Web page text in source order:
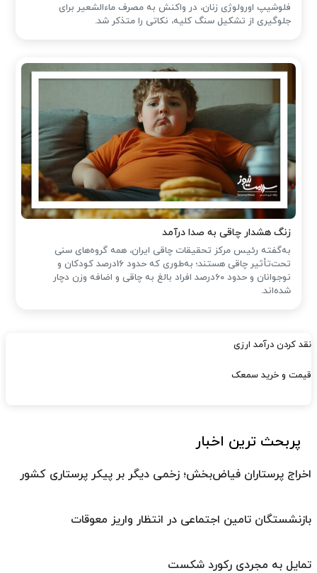
فلوشیپ اورولوژی زنان، در واکنش به مصرف ماءالشعیر برای
جلوگیری از تشکیل سنگ کلیه، نکاتی را متذکر شد.
زنگ هشدار چاقی به صدا درآمد
به‌گفته رئیس مرکز تحقیقات چاقی ایران، همه گروه‌های سنی
تحت‌تأثیر چاقی هستند؛ به‌طوری که حدود 16درصد کودکان و
نوجوانان و حدود 60درصد افراد بالغ به چاقی و اضافه وزن دچار
شده‌اند.
نقد کردن درآمد ارزی
قیمت و خرید سمعک
پربحث ترین اخبار
اخراج پرستاران فیاض‌بخش؛ زخمی دیگر بر پیکر پرستاری کشور
بازنشستگان تامین اجتماعی در انتظار واریز معوقات
تمایل به مجردی رکورد شکست